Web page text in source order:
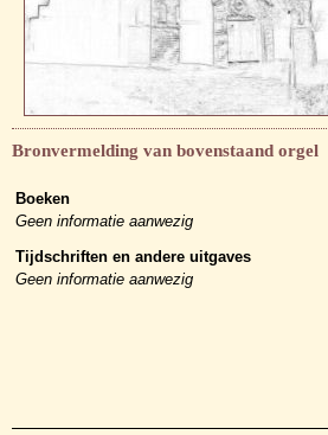
Bronvermelding van bovenstaand orgel
Boeken
Geen informatie aanwezig
Tijdschriften en andere uitgaves
Geen informatie aanwezig